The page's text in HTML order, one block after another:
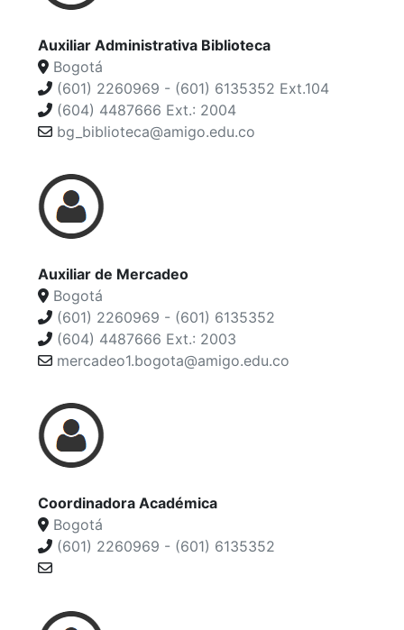
Auxiliar Administrativa Biblioteca
Bogotá
(601) 2260969 - (601) 6135352 Ext.104
(604) 4487666 Ext.: 2004
bg_biblioteca@amigo.edu.co
Auxiliar de Mercadeo
Bogotá
(601) 2260969 - (601) 6135352
(604) 4487666 Ext.: 2003
mercadeo1.bogota@amigo.edu.co
Coordinadora Académica
Bogotá
(601) 2260969 - (601) 6135352